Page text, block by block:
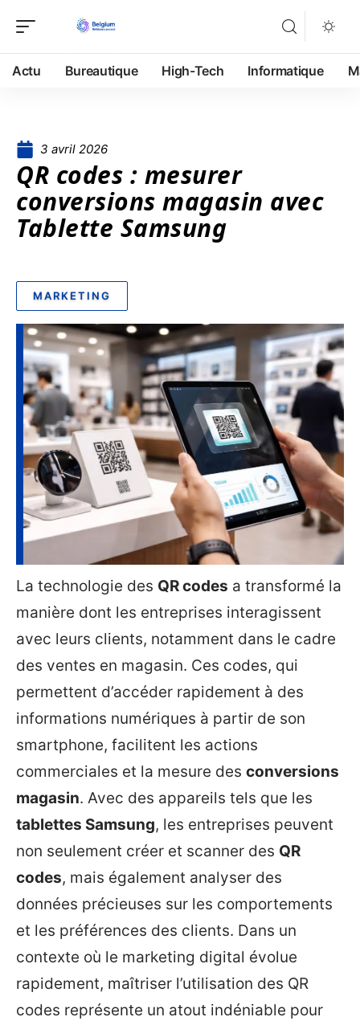
Actu Bureautique High-Tech Informatique
3 avril 2026
QR codes : mesurer
conversions magasin avec
Tablette Samsung
MARKETING
La technologie des QR codes a transformé la
manière dont les entreprises interagissent
avec leurs clients, notamment dans le cadre
des ventes en magasin. Ces codes, qui
permettent d’accéder rapidement à des
informations numériques à partir de son
smartphone, facilitent les actions
commerciales et la mesure des conversions
magasin. Avec des appareils tels que les
tablettes Samsung, les entreprises peuvent
non seulement créer et scanner des QR
codes, mais également analyser des
données précieuses sur les comportements
et les préférences des clients. Dans un
contexte où le marketing digital évolue
rapidement, maîtriser l’utilisation des QR
codes représente un atout indéniable pour